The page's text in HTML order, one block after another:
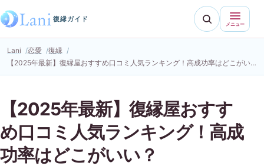
復縁ガイド
メニュー
Lani 恋愛
復縁
【2025年最新】復縁屋おすすめ口コミ人気ランキング！高成功率はどこがいい？
【2025年最新】復縁屋おすす
め口コミ人気ランキング！高成
功率はどこがいい？